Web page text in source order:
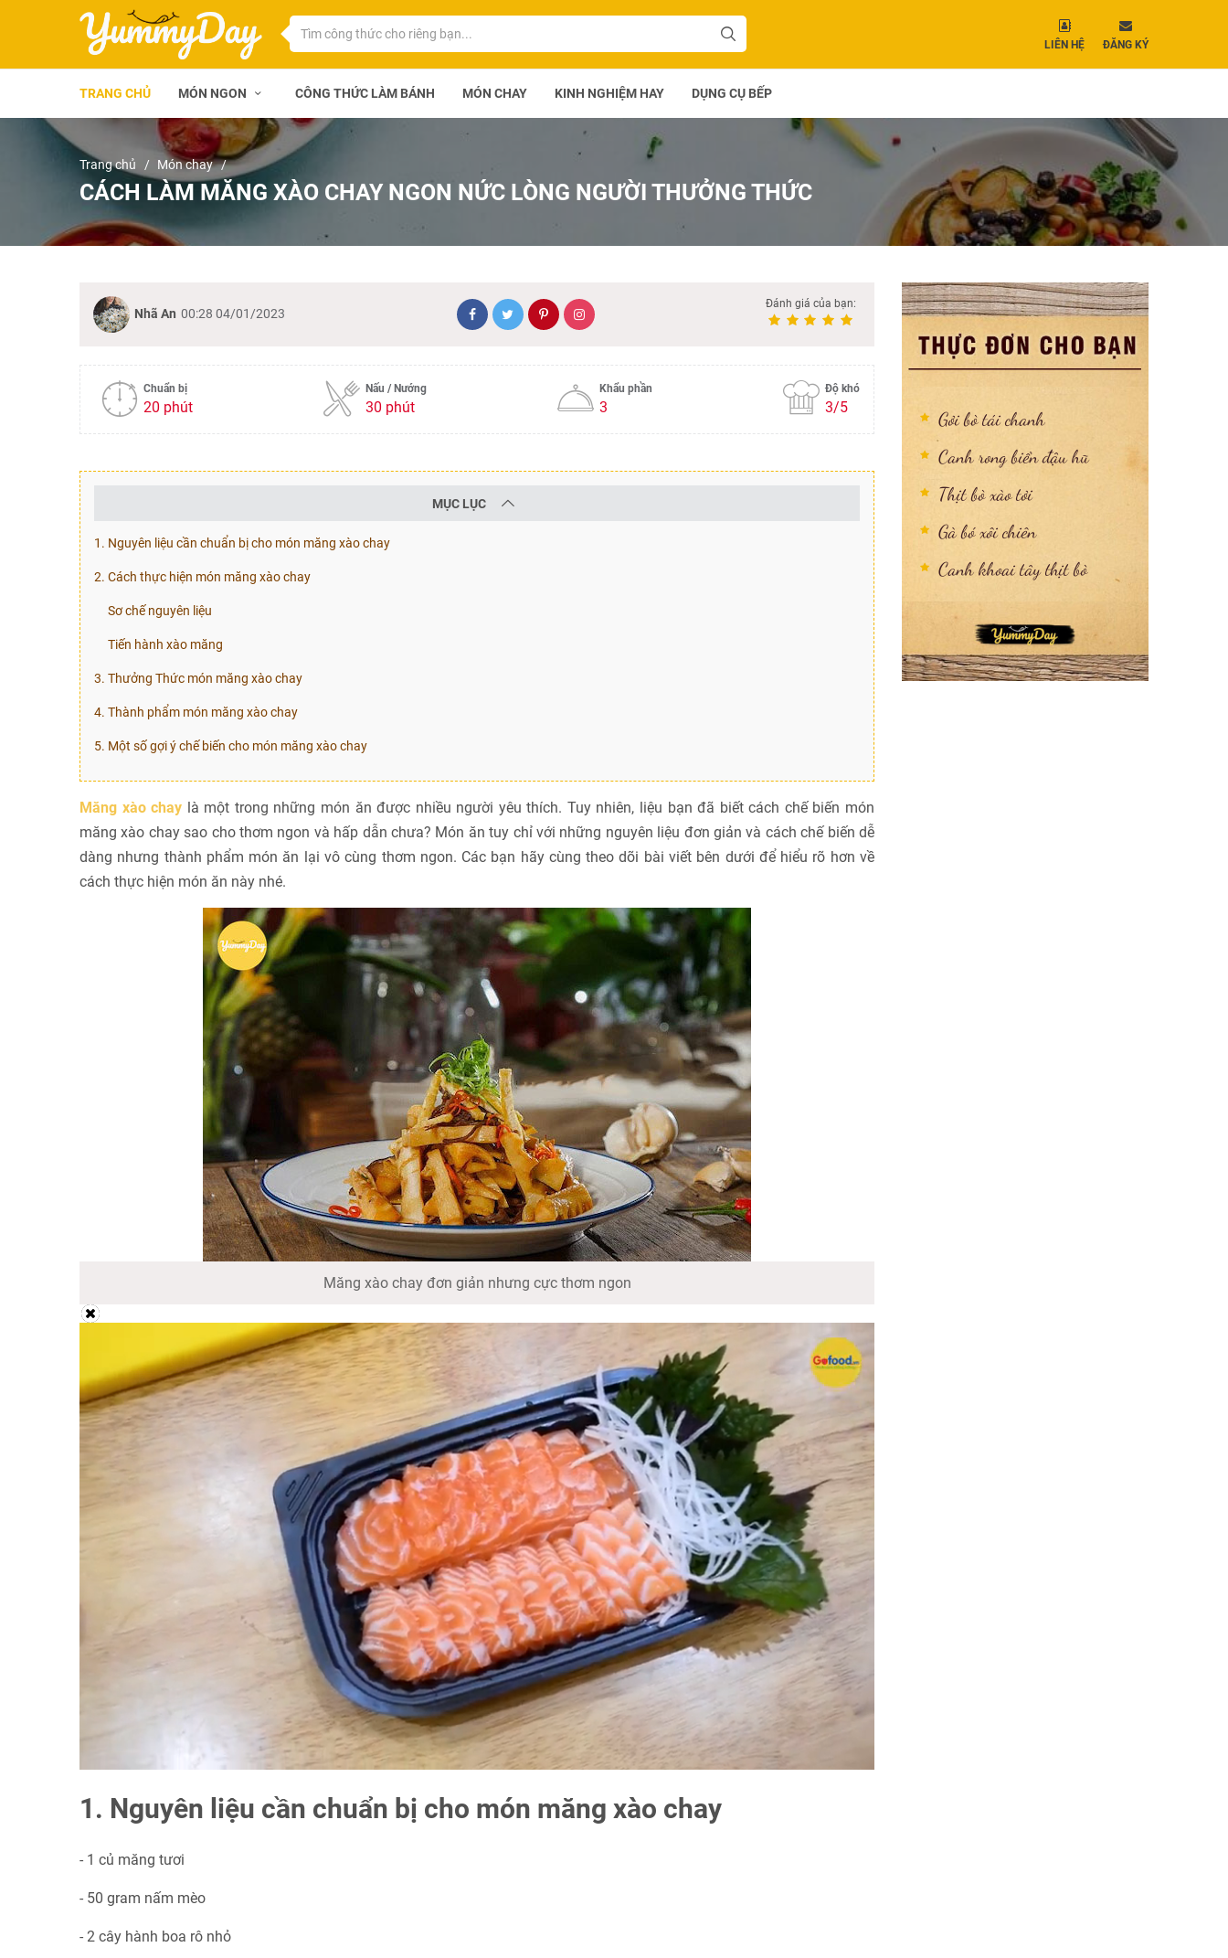
LIÊN HỆ ĐĂNG KÝ
TRANG CHỦ MÓN NGON CÔNG THỨC LÀM BÁNH MÓN CHAY KINH NGHIỆM HAY DỤNG CỤ BẾP
Trang chủ Món chay
CÁCH LÀM MĂNG XÀO CHAY NGON NỨC LÒNG NGƯỜI THƯỞNG THỨC
Nhã An 00:28 04/01/2023
Đánh giá của bạn:
Chuẩn bị
20 phút
Nấu / Nướng
30 phút
Khẩu phần
3
Độ khó
3/5
MỤC LỤC
1. Nguyên liệu cần chuẩn bị cho món măng xào chay
2. Cách thực hiện món măng xào chay
Sơ chế nguyên liệu
Tiến hành xào măng
3. Thưởng Thức món măng xào chay
4. Thành phẩm món măng xào chay
5. Một số gợi ý chế biến cho món măng xào chay
Măng xào chay là một trong những món ăn được nhiều người yêu thích. Tuy nhiên, liệu bạn đã biết cách chế biến món
măng xào chay sao cho thơm ngon và hấp dẫn chưa? Món ăn tuy chỉ với những nguyên liệu đơn giản và cách chế biến dễ
dàng nhưng thành phẩm món ăn lại vô cùng thơm ngon. Các bạn hãy cùng theo dõi bài viết bên dưới để hiểu rõ hơn về
cách thực hiện món ăn này nhé.
Măng xào chay đơn giản nhưng cực thơm ngon
1. Nguyên liệu cần chuẩn bị cho món măng xào chay
- 1 củ măng tươi
- 50 gram nấm mèo
- 2 cây hành boa rô nhỏ
Gỏi bò tái chanh
Canh rong biển đậu hũ
Thịt bò xào tỏi
Gà bó xôi chiên
Canh khoai tây thịt bò